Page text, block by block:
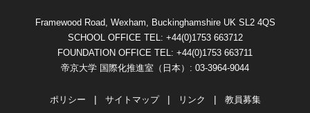
Framewood Road, Wexham, Buckinghamshire UK SL2 4QS
SCHOOL OFFICE TEL: +44(0)1753 663712
FOUNDATION OFFICE TEL: +44(0)1753 663711
帝京大学 国際化推進室（日本）: 03-3964-9044
ポリシー サイトマップ リンク 教員募集